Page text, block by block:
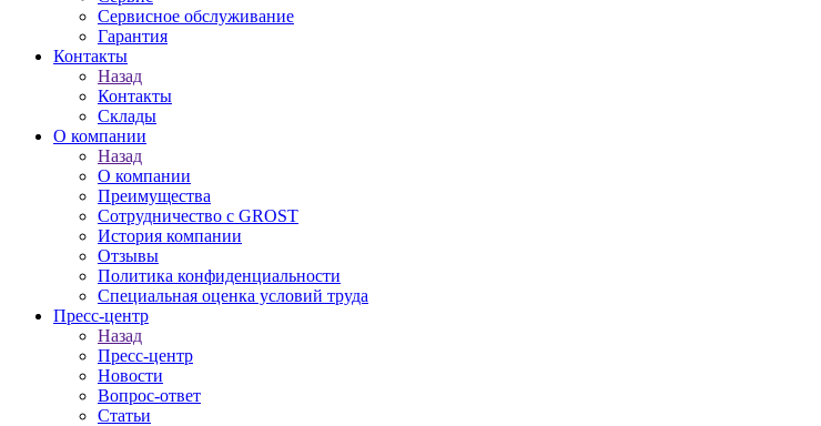
Сервисное обслуживание
Гарантия
Контакты
Назад
Контакты
Склады
О компании
Назад
О компании
Преимущества
Сотрудничество с GROST
История компании
Отзывы
Политика конфиденциальности
Специальная оценка условий труда
Пресс-центр
Назад
Пресс-центр
Новости
Вопрос-ответ
Статьи